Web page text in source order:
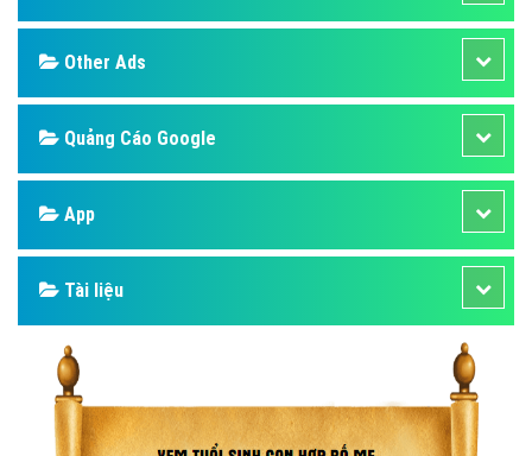
Other Ads
Quảng Cáo Google
App
Tài liệu